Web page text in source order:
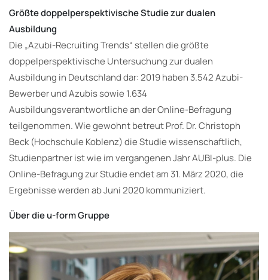
Größte doppelperspektivische Studie zur dualen
Ausbildung
Die „Azubi-Recruiting Trends“ stellen die größte
doppelperspektivische Untersuchung zur dualen
Ausbildung in Deutschland dar: 2019 haben 3.542 Azubi-
Bewerber und Azubis sowie 1.634
Ausbildungsverantwortliche an der Online-Befragung
teilgenommen. Wie gewohnt betreut Prof. Dr. Christoph
Beck (Hochschule Koblenz) die Studie wissenschaftlich,
Studienpartner ist wie im vergangenen Jahr AUBI-plus. Die
Online-Befragung zur Studie endet am 31. März 2020, die
Ergebnisse werden ab Juni 2020 kommuniziert.
Über die u-form Gruppe